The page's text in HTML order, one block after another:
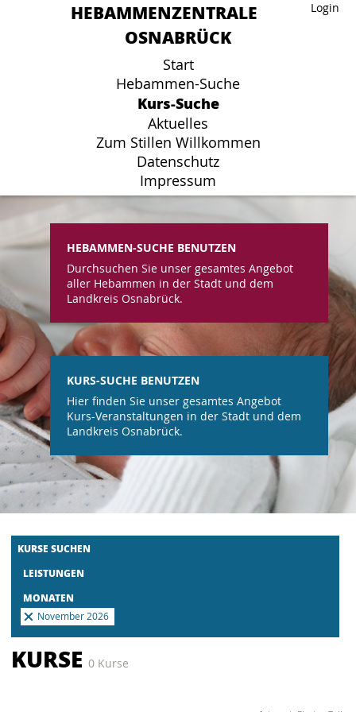
Login
HEBAMMENZENTRALE
OSNABRÜCK
Start
Hebammen-Suche
Kurs-Suche
Aktuelles
Zum Stillen Willkommen
Datenschutz
Impressum
Login
HEBAMMENZENTRALE
OSNABRÜCK
Start
Hebammen-Suche
Kurs-Suche
Aktuelles
Zum Stillen Willkommen
Datenschutz
Impressum
HEBAMMEN-SUCHE BENUTZEN
Durchsuchen Sie unser gesamtes Angebot
aller Hebammen in der Stadt und dem
Landkreis Osnabrück.
KURS-SUCHE BENUTZEN
Hier finden Sie unser gesamtes Angebot
Kurs-Veranstaltungen in der Stadt und dem
Landkreis Osnabrück.
KURSE SUCHEN
LEISTUNGEN
MONATEN
November 2026
KURSE 0 Kurse